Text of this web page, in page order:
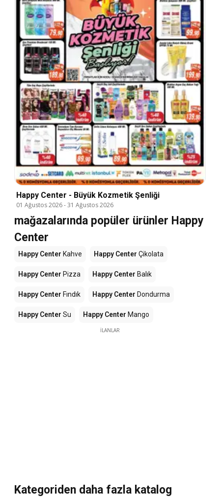
Happy Center - Büyük Kozmetik Şenliği
01 Ağustos 2026-31 Ağustos 2026
mağazalarında popüler ürünler Happy
Center
Happy Center Kahve Happy Center Çikolata
Happy Center Pizza Happy Center Balık
Happy Center Fındık Happy Center Dondurma
Happy Center Su Happy Center Mango
İLANLAR
Kategoriden daha fazla katalog